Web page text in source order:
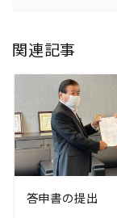
関連記事
READ
答申書の提出